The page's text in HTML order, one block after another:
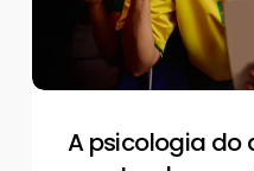
controle
pressão
A psicologia do